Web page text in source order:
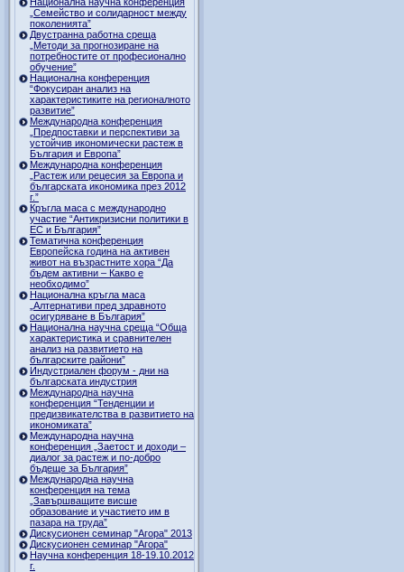
„Семейство и солидарност между
поколенията”
Двустранна работна среща
„Методи за прогнозиране на
потребностите от професионално
обучение”
Национална конференция
“Фокусиран анализ на
характеристиките на регионалното
развитие”
Международна конференция
„Предпоставки и перспективи за
устойчив икономически растеж в
България и Европа”
Международна конференция
„Растеж или рецесия за Европа и
българската икономика през 2012
г.”
Кръгла маса с международно
участие “Антикризисни политики в
ЕС и България”
Тематична конференция
Европейска година на активен
живот на възрастните хора “Да
бъдем активни – Какво е
необходимо”
Национална кръгла маса
„Алтернативи пред здравното
осигуряване в България”
Национална научна среща “Обща
характеристика и сравнителен
анализ на развитието на
българските райони”
Индустриален форум - дни на
българската индустрия
Международна научна
конференция “Тенденции и
предизвикателства в развитието на
икономиката”
Международна научна
конференция „Заетост и доходи –
диалог за растеж и по-добро
бъдеще за България”
Международна научна
конференция на тема
„Завършващите висше
образование и участието им в
пазара на труда”
Дискусионен семинар "Агора" 2013
Дискусионен семинар "Агора"
Научна конференция 18-19.10.2012
г.